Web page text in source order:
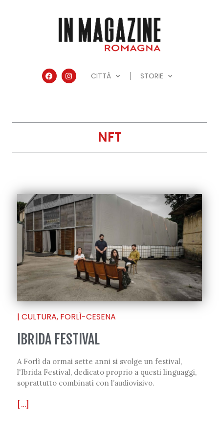
CITTÀ STORIE
NFT
| CULTURA, FORLÌ-CESENA
IBRIDA FESTIVAL
A Forlì da ormai sette anni si svolge un festival,
l'Ibrida Festival, dedicato proprio a questi linguaggi,
soprattutto combinati con l’audiovisivo.
[...]